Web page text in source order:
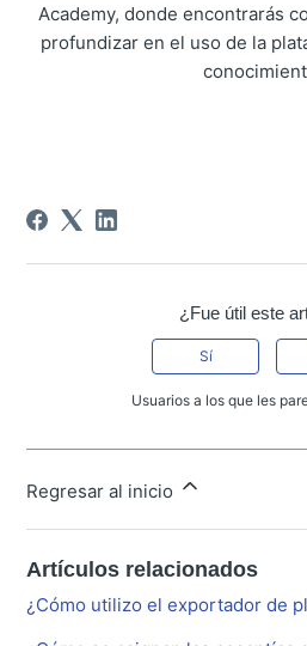
Academy, donde encontrarás
profundizar en el uso de la
¿Fue útil este
Sí
Usuarios a los que les
Regresar al inicio
Artículos relacionados
¿Cómo utilizo el exportador de